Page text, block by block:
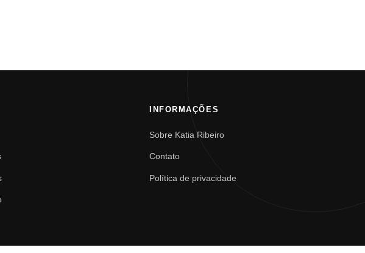
INFORMAÇÕES
Sobre Katia Ribeiro
Contato
Política de privacidade